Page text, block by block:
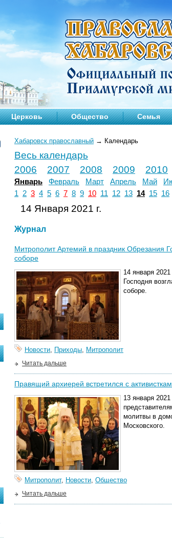
Церковь Общество Семья
Хабаровск православный → Календарь
Весь календарь
2006
2007 2008 2009 2010
Январь Февраль Март Апрель Май
1
2 3 4 5 6 7 8 9 10 11 12 13 14 15 16
14 Января 2021 г.
Журнал
Митрополит Артемий в праздник Обрезания
соборе
14 января
Господня
соборе.
Новости, Приходы, Митрополит
Читать дальше
Правящий архиерей встретился с
13 января
молитвы в
Московского.
Митрополит, Новости, Общество
Читать дальше